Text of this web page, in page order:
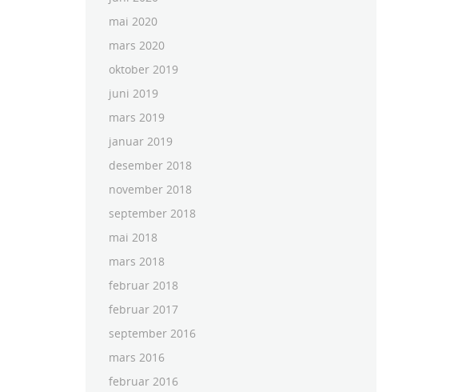
mai 2020
mars 2020
oktober 2019
juni 2019
mars 2019
januar 2019
desember 2018
november 2018
september 2018
mai 2018
mars 2018
februar 2018
februar 2017
september 2016
mars 2016
februar 2016